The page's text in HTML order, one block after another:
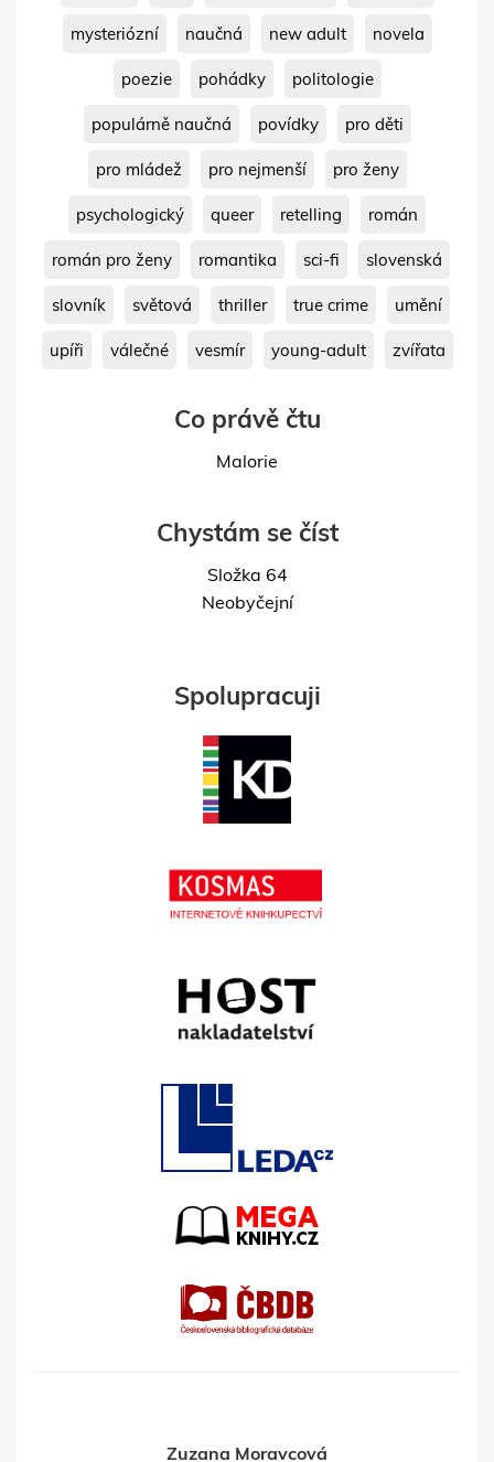
mysteriózní naučná new adult novela
poezie pohádky politologie
populárně naučná povídky pro děti
pro mládež pro nejmenší pro ženy
psychologický queer retelling román
román pro ženy romantika sci-fi slovenská
slovník světová thriller true crime umění
upíři válečné vesmír young-adult zvířata
Co právě čtu
Malorie
Chystám se číst
Složka 64
Neobyčejní
Spolupracuji
Zuzana Moravcová